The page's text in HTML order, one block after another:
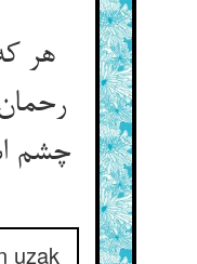
هر
چشم
uzak